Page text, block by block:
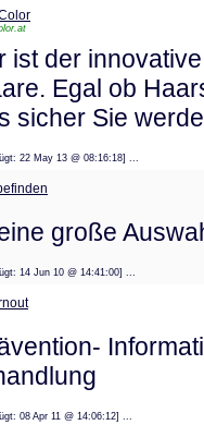
ist der
Egal ob
sicher Sie
22 May 13 @ 08:16:18] ...
große
14 Jun 10 @ 14:41:00] ...
08 Apr 11 @ 14:06:12] ...